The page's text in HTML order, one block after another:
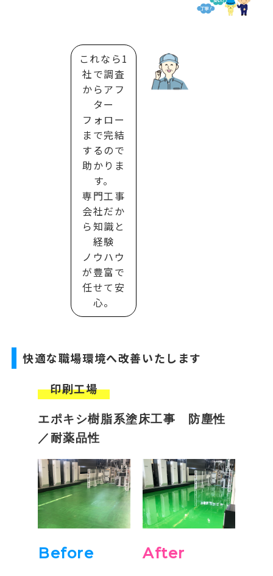
これなら1
社で調査
からアフ
ター
フォロー
まで完結
するので
助かりま
す。
専門工事
会社だか
ら知識と
経験
ノウハウ
が豊富で
任せて安
心。
快適な職場環境へ改善いたします
印刷工場
エポキシ樹脂系塗床工事 防塵性
／耐薬品性
Before After